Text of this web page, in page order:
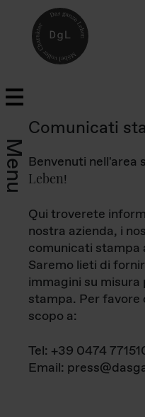
Menu
Comunicati
Benvenuti nell'area
Leben!
Qui troverete
nostra azienda, i
comunicati stampa
Saremo lieti di
immagini su
stampa. Per
scopo a:
Tel: +39 0474
Email: